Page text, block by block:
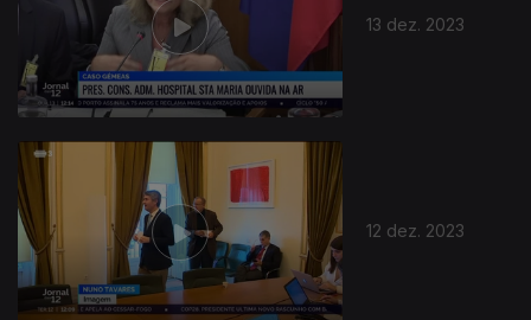
13 dez. 2023
12 dez. 2023